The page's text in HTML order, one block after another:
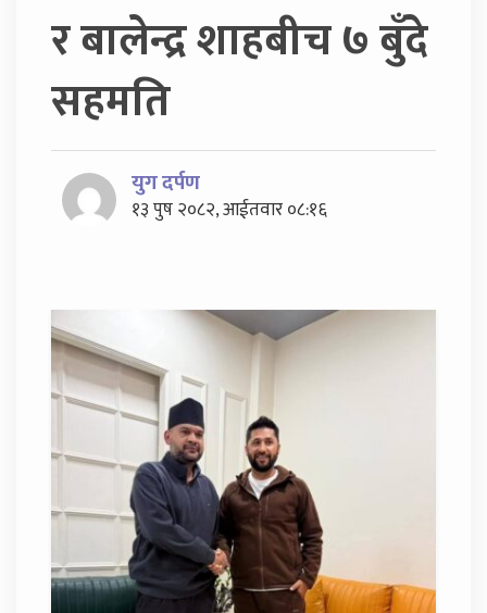
र बालेन्द्र शाहबीच ७ बुँदे
सहमति
युग दर्पण
१३ पुष २०८२, आईतवार ०८:१६